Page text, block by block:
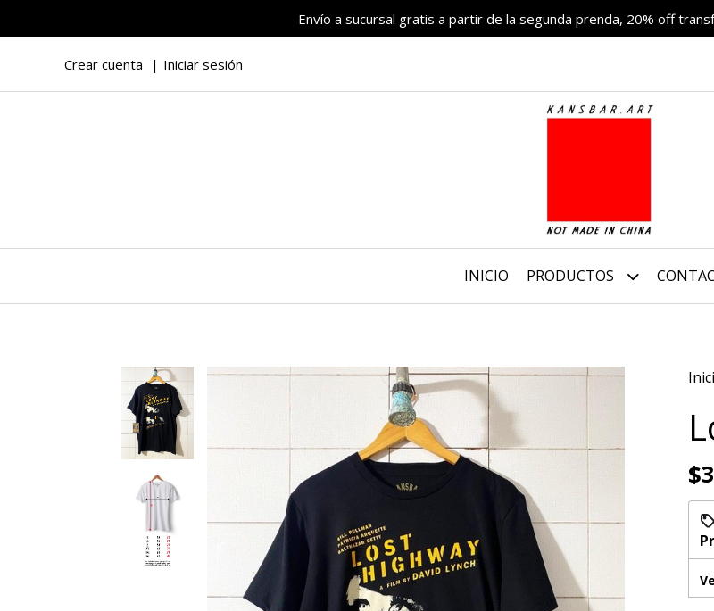
Envío a sucursal gratis a partir de la segunda prenda, 20% off
Crear cuenta Iniciar sesión
INICIO PRODUCTOS